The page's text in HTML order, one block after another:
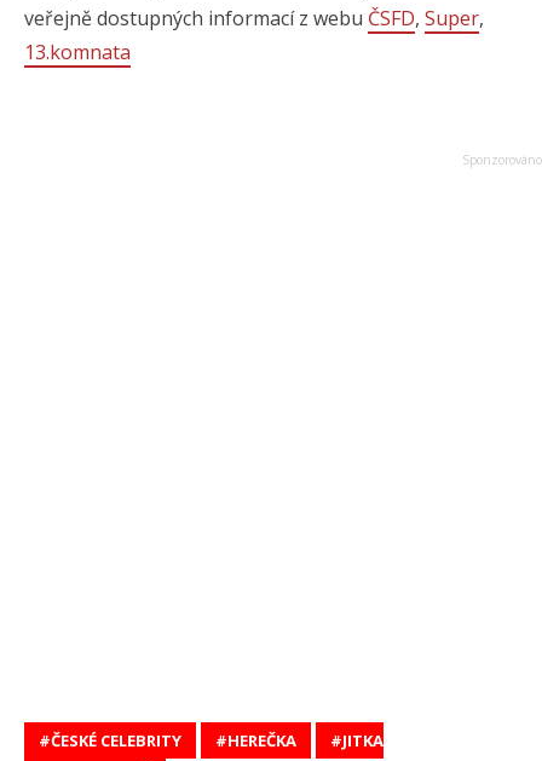
veřejně dostupných informací z webu ČSFD, Super,
13.komnata
ČESKÉ CELEBRITY HEREČKA
JITKA